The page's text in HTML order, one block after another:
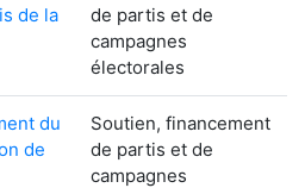
de la
de partis et de
campagnes
électorales
du
de
Soutien, financement
de partis et de
campagnes